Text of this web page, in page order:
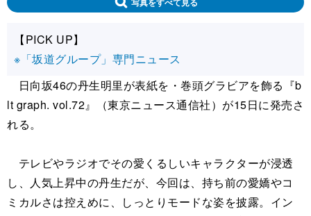
写真をすべて見る
【PICK UP】
※「坂道グループ」専門ニュース
日向坂46の丹生明里が表紙を・巻頭グラビアを飾る『b
lt graph. vol.72』（東京ニュース通信社）が15日に発売さ
れる。
テレビやラジオでその愛くるしいキャラクターが浸透
し、人気上昇中の丹生だが、今回は、持ち前の愛嬌やコ
ミカルさは控えめに、しっとりモードな姿を披露。イン